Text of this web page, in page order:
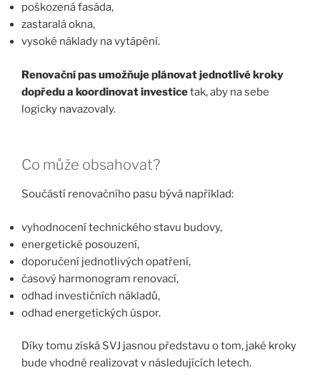
poškozená fasáda,
zastaralá okna,
vysoké náklady na vytápění.
Renovační pas umožňuje plánovat jednotlivé kroky
dopředu a koordinovat investicetak, aby na sebe
logicky navazovaly.
Co může obsahovat?
Součástí renovačního pasu bývá například:
vyhodnocení technického stavu budovy,
energetické posouzení,
doporučení jednotlivých opatření,
časový harmonogram renovací,
odhad investičních nákladů,
odhad energetických úspor.
Díky tomu získá SVJ jasnou představu o tom, jaké kroky
bude vhodné realizovat v následujících letech.